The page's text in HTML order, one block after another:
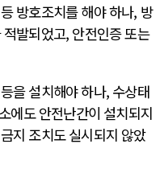
방호조치를 해야 하나, 방
발되었고, 안전인증 또는
을 설치해야 하나, 수상태
에도 안전난간이 설치되지
지 조치도 실시되지 않았